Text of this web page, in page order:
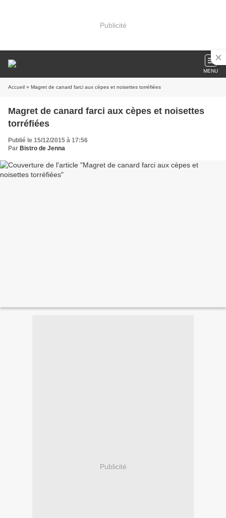
Publicité
MENU
Accueil » Magret de canard farci aux cèpes et noisettes torréfiées
Magret de canard farci aux cèpes et noisettes
torréfiées
Publié le 15/12/2015 à 17:56
Par Bistro de Jenna
Publicité